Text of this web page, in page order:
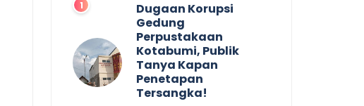
Dugaan Korupsi
Gedung
Perpustakaan
Kotabumi, Publik
Tanya Kapan
Penetapan
Tersangka!